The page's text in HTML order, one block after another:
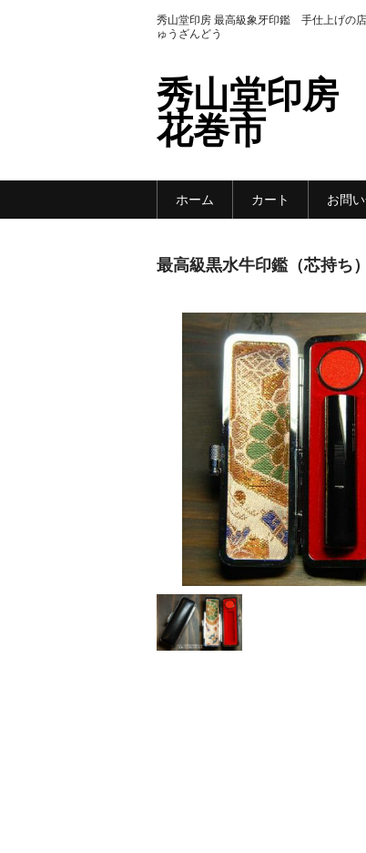
秀山堂印房 最高級象牙印鑑 手仕上げ
ゅうざんどう
秀山堂印
花巻市
ホーム カート お問
最高級黒水牛印鑑（芯持ち